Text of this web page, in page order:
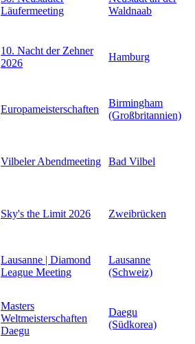
Läufermeeting
Waldnaab
10. Nacht der Zehner
2026
Hamburg
Europameisterschaften
Birmingham
(Großbritannien)
Vilbeler Abendmeeting Bad Vilbel
Sky's the Limit 2026 Zweibrücken
Lausanne | Diamond
League Meeting
Lausanne
(Schweiz)
Masters
Weltmeisterschaften
Daegu
Daegu
(Südkorea)